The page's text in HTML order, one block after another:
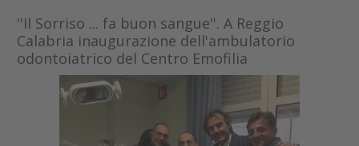
''Il Sorriso ... fa buon sangue''. A Reggio
Calabria inaugurazione dell'ambulatorio
odontoiatrico del Centro Emofilia